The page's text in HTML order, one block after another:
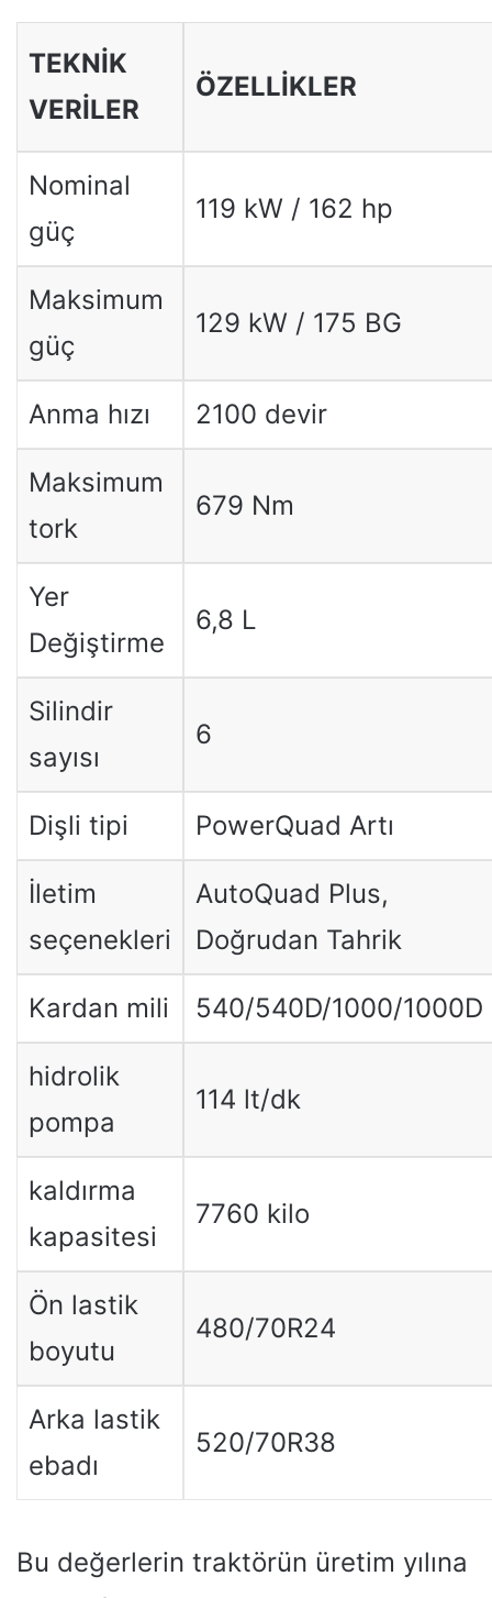
TEKNİK
VERİLER
ÖZELLİKLER
Nominal
güç
119 kW / 162 hp
Maksimum
güç
129 kW / 175 BG
Anma hızı 2100 devir
Maksimum
tork
679 Nm
Yer
Değiştirme
6,8 L
Silindir
sayısı
6
Dişli tipi PowerQuad Artı
İletim
seçenekleri
AutoQuad Plus,
Doğrudan Tahrik
Kardan mili 540/540D/1000/1000D
hidrolik
pompa
114 lt/dk
kaldırma
kapasitesi
7760 kilo
Ön lastik
boyutu
480/70R24
Arka lastik
ebadı
520/70R38
Bu değerlerin traktörün üretim yılına